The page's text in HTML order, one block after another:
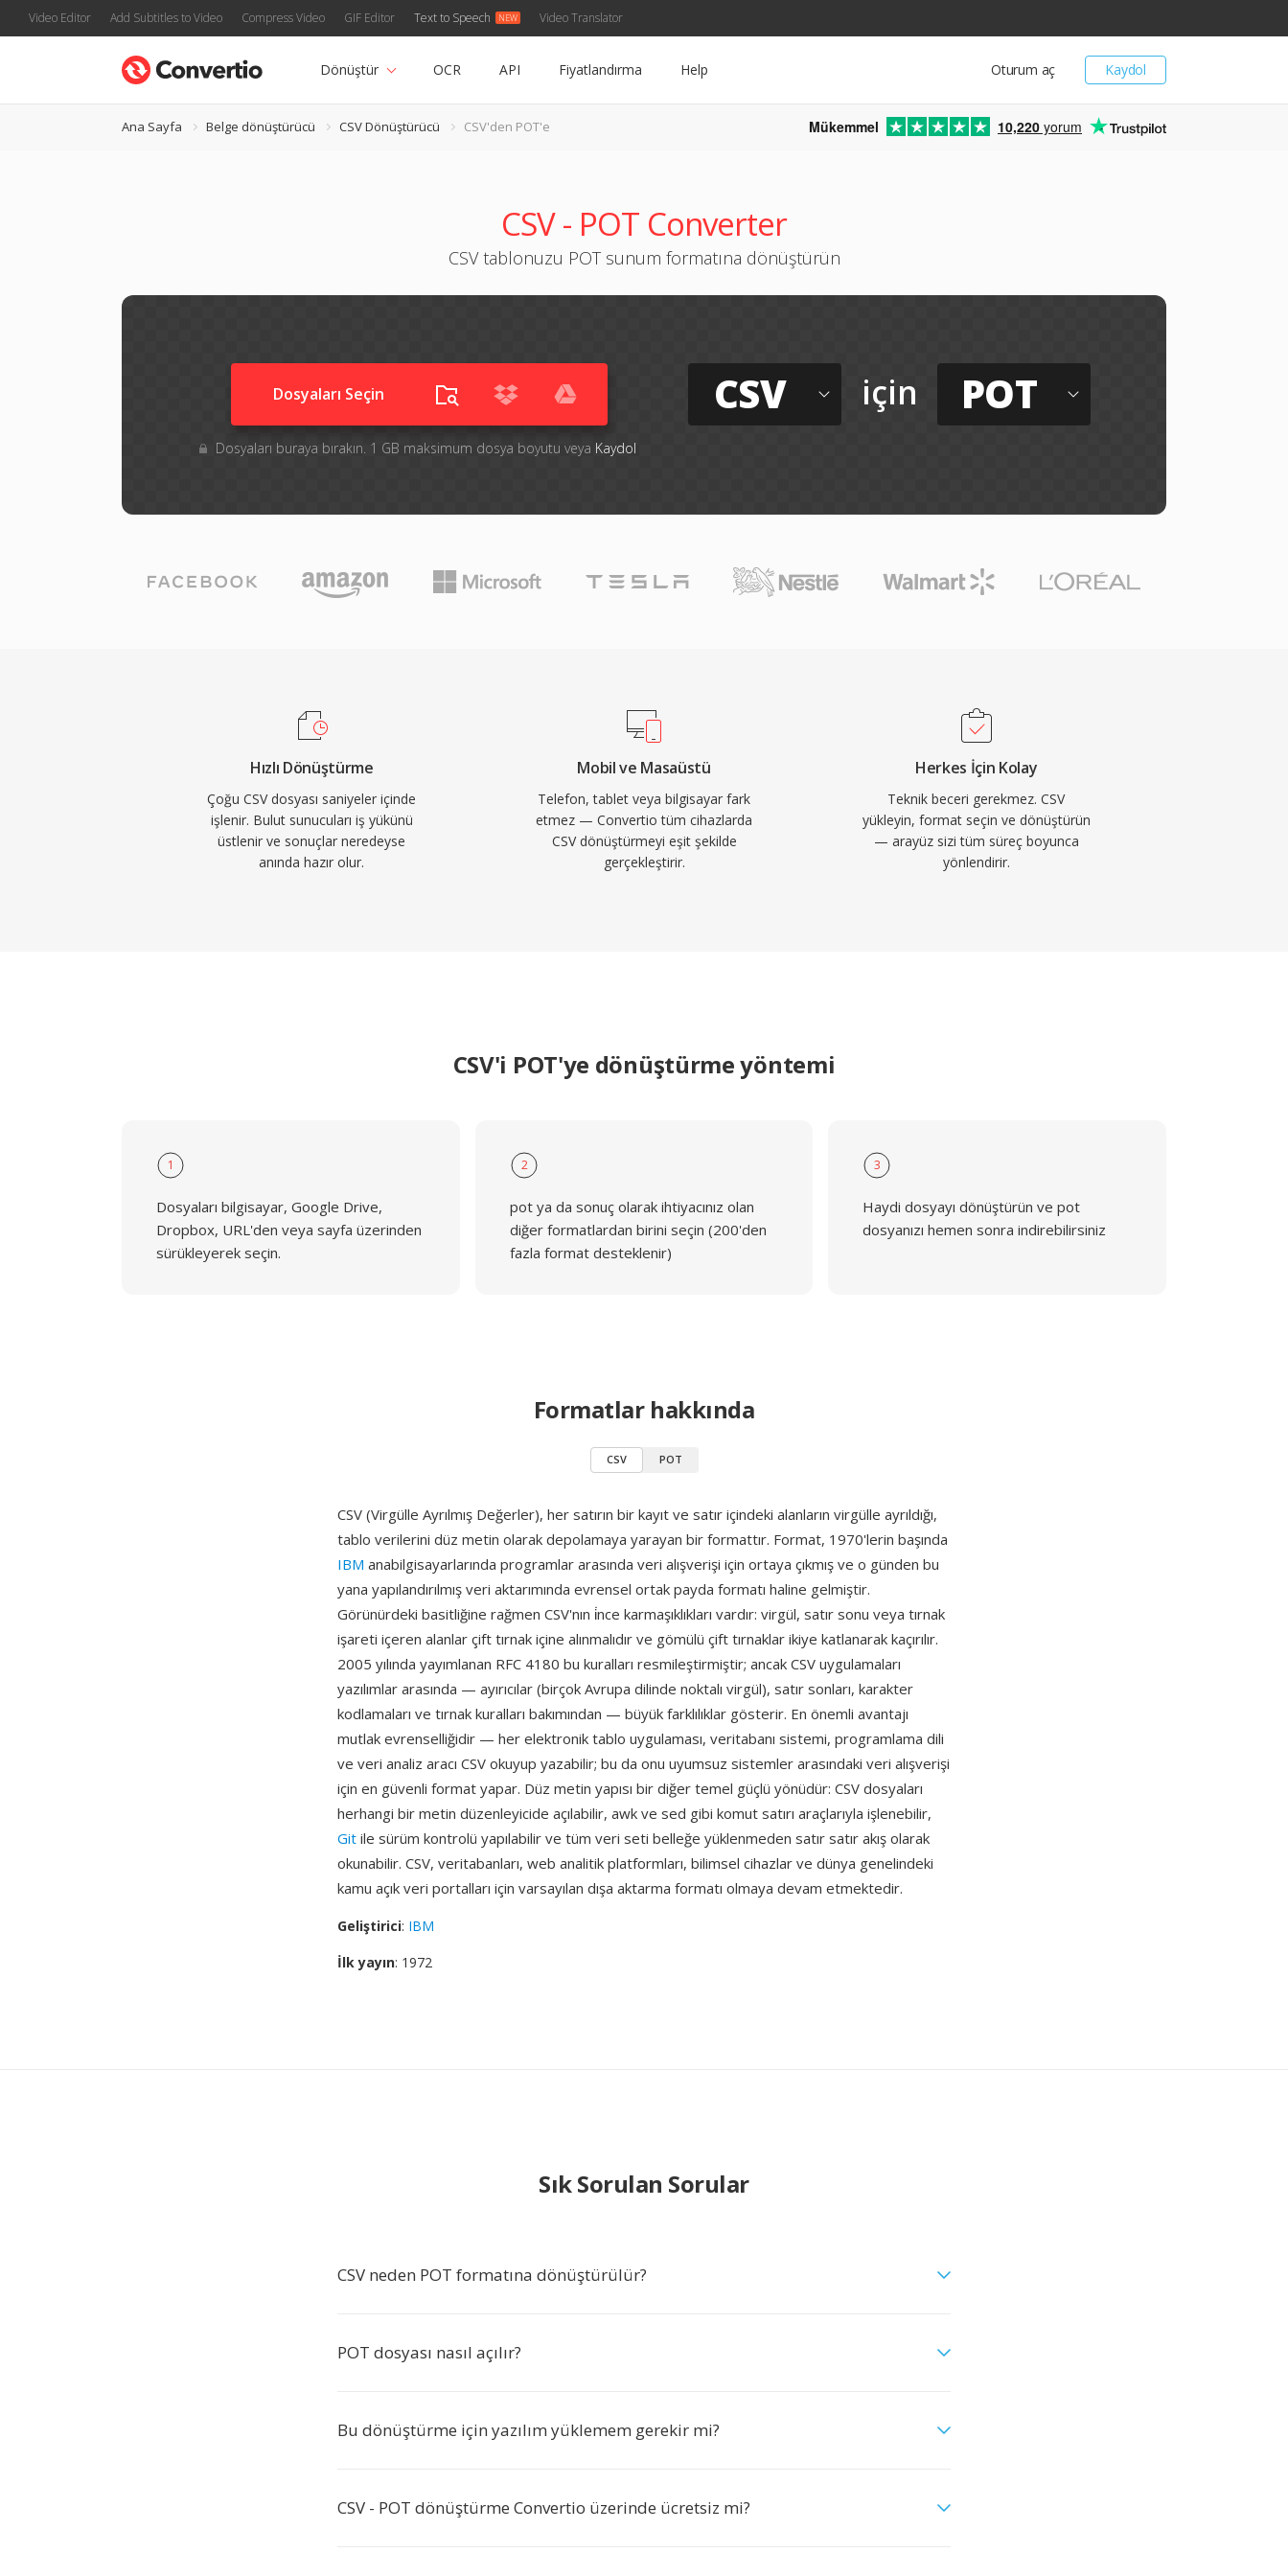
Video Editor Add Subtitles to Video Compress Video GIF Editor Text to Speech Video Translator
Kaydol
Oturum aç
Dönüştür OCR API Fiyatlandırma Help
Ana Sayfa Belge dönüştürücü CSV Dönüştürücü CSV'den POT'e Mükemmel 10,220 yorum
CSV - POT Converter
CSV tablonuzu POT sunum formatına dönüştürün
Dosyaları Seçin
Dosyaları buraya bırakın. 1 GB maksimum dosya boyutu veya Kaydol
CSV için POT
Hızlı Dönüştürme
Çoğu CSV dosyası saniyeler içinde
işlenir. Bulut sunucuları iş yükünü
üstlenir ve sonuçlar neredeyse
anında hazır olur.
Mobil ve Masaüstü
Telefon, tablet veya bilgisayar fark
etmez — Convertio tüm cihazlarda
CSV dönüştürmeyi eşit şekilde
gerçekleştirir.
Herkes İçin Kolay
Teknik beceri gerekmez. CSV
yükleyin, format seçin ve dönüştürün
— arayüz sizi tüm süreç boyunca
yönlendirir.
CSV'i POT'ye dönüştürme yöntemi
1
Dosyaları bilgisayar, Google Drive,
Dropbox, URL'den veya sayfa üzerinden
sürükleyerek seçin.
2
pot ya da sonuç olarak ihtiyacınız olan
diğer formatlardan birini seçin (200'den
fazla format desteklenir)
3
Haydi dosyayı dönüştürün ve pot
dosyanızı hemen sonra indirebilirsiniz
Formatlar hakkında
CSV POT
CSV (Virgülle Ayrılmış Değerler), her satırın bir kayıt ve satır içindeki alanların virgülle ayrıldığı,
tablo verilerini düz metin olarak depolamaya yarayan bir formattır. Format, 1970'lerin başında
IBM anabilgisayarlarında programlar arasında veri alışverişi için ortaya çıkmış ve o günden bu
yana yapılandırılmış veri aktarımında evrensel ortak payda formatı haline gelmiştir.
Görünürdeki basitliğine rağmen CSV'nın i̇nce karmaşıklıkları vardır: virgül, satır sonu veya tırnak
işareti içeren alanlar çift tırnak içine alınmalıdır ve gömülü çift tırnaklar ikiye katlanarak kaçırılır.
2005 yılında yayımlanan RFC 4180 bu kuralları resmileştirmiştir; ancak CSV uygulamaları
yazılımlar arasında — ayırıcılar (birçok Avrupa dilinde noktalı virgül), satır sonları, karakter
kodlamaları ve tırnak kuralları bakımından — büyük farklılıklar gösterir. En önemli avantajı
mutlak evrenselliğidir — her elektronik tablo uygulaması, veritabanı sistemi, programlama dili
ve veri analiz aracı CSV okuyup yazabilir; bu da onu uyumsuz sistemler arasındaki veri alışverişi
için en güvenli format yapar. Düz metin yapısı bir diğer temel güçlü yönüdür: CSV dosyaları
herhangi bir metin düzenleyicide açılabilir, awk ve sed gibi komut satırı araçlarıyla işlenebilir,
Git ile sürüm kontrolü yapılabilir ve tüm veri seti belleğe yüklenmeden satır satır akış olarak
okunabilir. CSV, veritabanları, web analitik platformları, bilimsel cihazlar ve dünya genelindeki
kamu açık veri portalları için varsayılan dışa aktarma formatı olmaya devam etmektedir.
Geliştirici: IBM
İlk yayın: 1972
Sık Sorulan Sorular
CSV neden POT formatına dönüştürülür?
POT dosyası nasıl açılır?
Bu dönüştürme için yazılım yüklemem gerekir mi?
CSV - POT dönüştürme Convertio üzerinde ücretsiz mi?